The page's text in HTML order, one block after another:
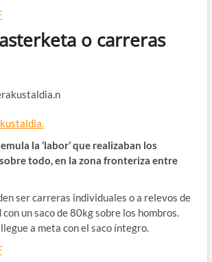
o carreras
la ‘labor’ que realizaban los
todo, en la zona fronteriza entre
ser carreras individuales o a relevos de
un saco de 80kg sobre los hombros.
a meta con el saco íntegro.